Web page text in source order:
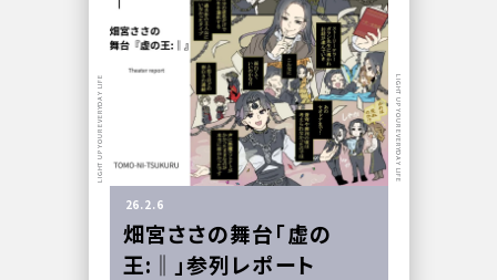
26.2.6
畑宮ささの舞台「虚の
王:‖」参列レポート
LIGHT UP YOUR EVERYDAY LIFE LIGHT UP YOUR EVERYDAY LIFE